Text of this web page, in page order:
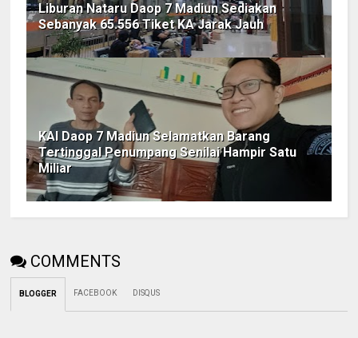
Liburan Nataru Daop 7 Madiun Sediakan
Sebanyak 65.556 Tiket KA Jarak Jauh
KAI Daop 7 Madiun Selamatkan Barang
Tertinggal Penumpang Senilai Hampir Satu
Miliar
COMMENTS
BLOGGER FACEBOOK DISQUS